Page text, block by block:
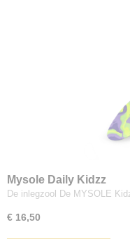
Mysole Daily Kidzz
De inlegzool De MYSOLE
€ 16,50